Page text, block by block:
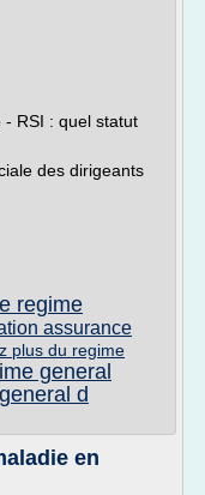
- RSI : quel statut
des dirigeants
regime
assurance
plus du regime
general
d
en